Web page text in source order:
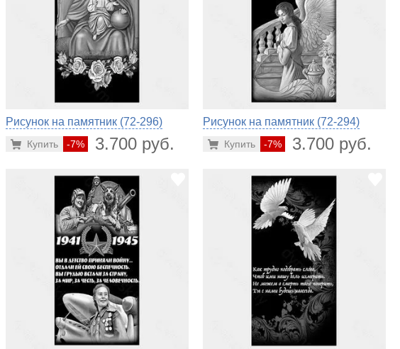
Рисунок на памятник (72-296)
-7% 3.700 руб.
Купить
Рисунок на памятник (72-294)
-7% 3.700 руб.
Купить